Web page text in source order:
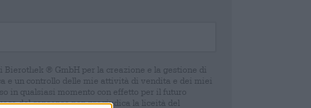
® GmbH per la creazione e la gestione di
e un controllo delle mie attività di vendita e dei miei
in qualsiasi momento con effetto per il futuro
del consenso non pregiudica la liceità del